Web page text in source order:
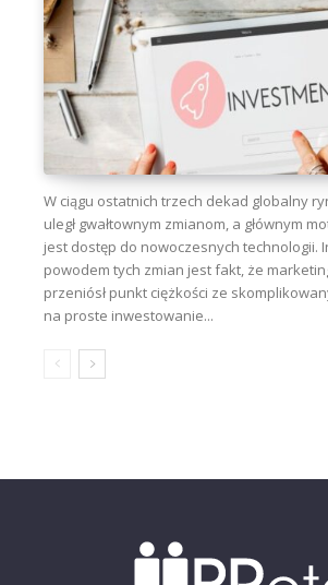
W ciągu ostatnich trzech dekad globalny
uległ gwałtownym zmianom, a głównym
jest dostęp do nowoczesnych technologii.
powodem tych zmian jest fakt, że
przeniósł punkt ciężkości ze
na proste inwestowanie...